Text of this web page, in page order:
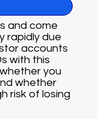
and come
rapidly due
accounts
with this
you
whether
risk of losing